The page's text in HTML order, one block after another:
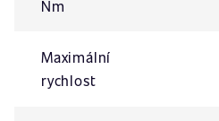
Nm
Maximální
rychlost